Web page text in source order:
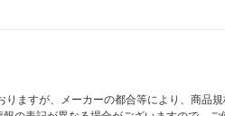
ますが、メーカーの都合等により、商品